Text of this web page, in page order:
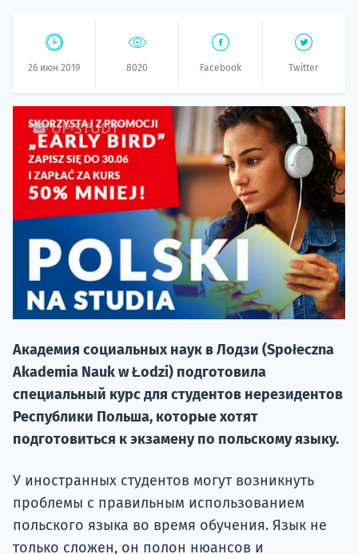
26 июн 2019 8020 Facebook Twitter
Академия социальных наук в Лодзи (Społeczna
Akademia Nauk w Łodzi) подготовила
специальный курс для студентов нерезидентов
Республики Польша, которые хотят
подготовиться к экзамену по польскому языку.
У иностранных студентов могут возникнуть
проблемы с правильным использованием
польского языка во время обучения. Язык не
только сложен, он полон нюансов и
20.09